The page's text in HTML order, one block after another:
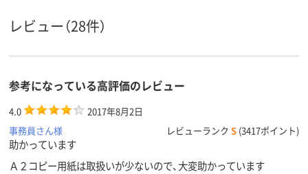
レビュー（28件）
参考になっている高評価のレビュー
4.0
2017年8月2日
事務員さん様
レビューランク S (3417ポイント)
助かっています
Ａ２コピー用紙は取扱いが少ないので、大変助かっています